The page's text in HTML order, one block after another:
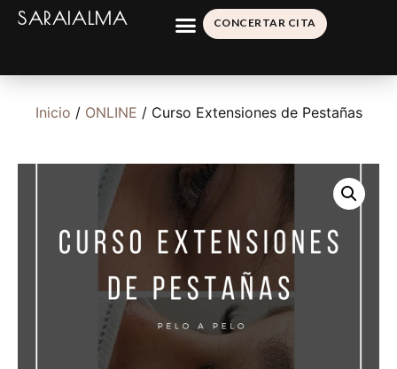
SARAIALMA CONCERTAR CITA
Inicio / ONLINE / Curso Extensiones de Pestañas